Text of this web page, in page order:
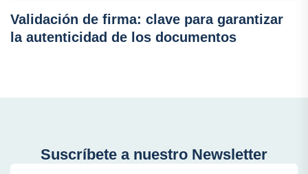
Validación de firma: clave para garantizar
la autenticidad de los documentos
Suscríbete a nuestro Newsletter